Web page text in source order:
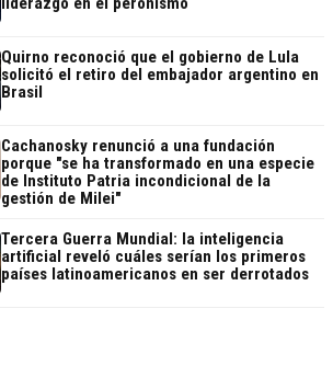
Quirno reconoció que el gobierno de Lula
solicitó el retiro del embajador argentino en
Brasil
Cachanosky renunció a una fundación
porque "se ha transformado en una especie
de Instituto Patria incondicional de la
gestión de Milei"
Tercera Guerra Mundial: la inteligencia
artificial reveló cuáles serían los primeros
países latinoamericanos en ser derrotados